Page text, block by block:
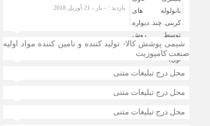
بازدید : - بار ، 21 آوریل 2018
شیمی پوشش کالا- تولید کننده و تامین کننده مواد اولیه
صنعت کامپوزیت
محل درج تبلیغات متنی
محل درج تبلیغات متنی
محل درج تبلیغات متنی